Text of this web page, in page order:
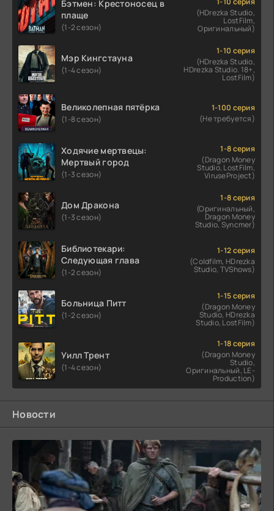
Бэтмен: Крестоносец в
плаще
(1-2 сезон)
(HDrezka Studio,
LostFilm,
Оригинальный)
Мэр Кингстауна
(1-4 сезон)
1-10 серия
(HDrezka Studio,
HDrezka Studio. 18+,
LostFilm)
Великолепная пятёрка
(1-8 сезон)
1-100 серия
(Не требуется)
Ходячие мертвецы:
Мертвый город
(1-3 сезон)
1-8 серия
(Dragon Money
Studio, LostFilm,
ViruseProject)
Дом Дракона
(1-3 сезон)
1-8 серия
(Оригинальный,
Dragon Money
Studio, Syncmer)
Библиотекари:
Следующая глава
(1-2 сезон)
1-12 серия
(Coldfilm, HDrezka
Studio, TVShows)
Больница Питт
(1-2 сезон)
1-15 серия
(Dragon Money
Studio, HDrezka
Studio, LostFilm)
Уилл Трент
(1-4 сезон)
1-18 серия
(Dragon Money
Studio,
Оригинальный, LE-
Production)
Новости